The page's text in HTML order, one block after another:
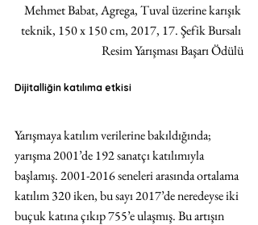
Mehmet Babat, Agrega, Tuval üzerine karışık
teknik, 150 x 150 cm, 2017, 17. Şefik Bursalı
Resim Yarışması Başarı Ödülü
Dijitalliğin katılıma etkisi
Yarışmaya katılım verilerine bakıldığında;
yarışma 2001’de 192 sanatçı katılımıyla
başlamış. 2001-2016 seneleri arasında ortalama
katılım 320 iken, bu sayı 2017’de neredeyse iki
buçuk katına çıkıp 755’e ulaşmış. Bu artışın